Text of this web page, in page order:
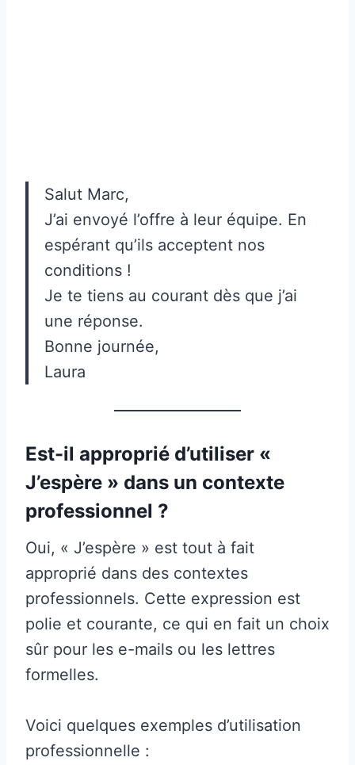
Salut Marc,
J’ai envoyé l’offre à leur équipe. En
espérant qu’ils acceptent nos
conditions !
Je te tiens au courant dès que j’ai
une réponse.
Bonne journée,
Laura
Est-il approprié d’utiliser «
J’espère » dans un contexte
professionnel ?
Oui, « J’espère » est tout à fait
approprié dans des contextes
professionnels. Cette expression est
polie et courante, ce qui en fait un choix
sûr pour les e-mails ou les lettres
formelles.
Voici quelques exemples d’utilisation
professionnelle :